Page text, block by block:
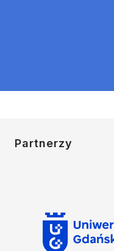
Partnerzy